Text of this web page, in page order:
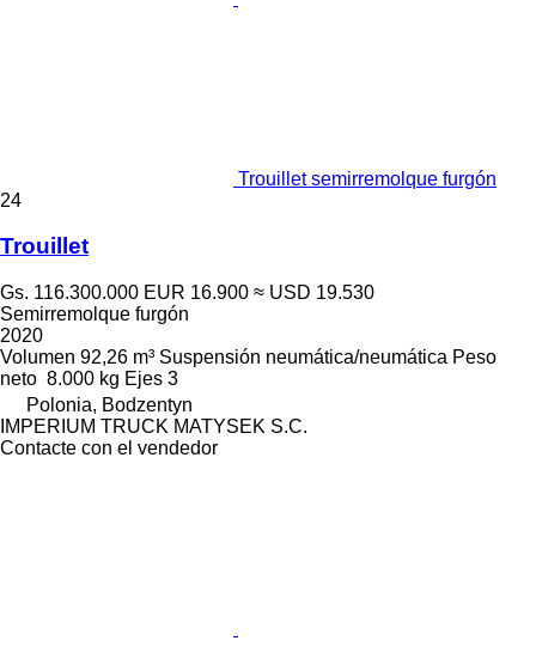
Trouillet semirremolque furgón
24
Trouillet
Gs. 116.300.000 EUR 16.900 ≈ USD 19.530
Semirremolque furgón
2020
Volumen 92,26 m³ Suspensión neumática/neumática Peso
neto 8.000 kg Ejes 3
Polonia, Bodzentyn
IMPERIUM TRUCK MATYSEK S.C.
Contacte con el vendedor